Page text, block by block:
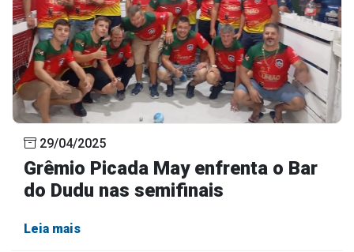
29/04/2025
Grêmio Picada May enfrenta o Bar
do Dudu nas semifinais
Leia mais